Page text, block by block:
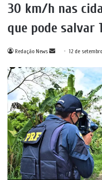
30 km/h nas
que pode salvar
Redação News
Mande
e-
mail
12 de